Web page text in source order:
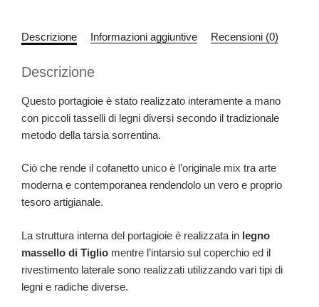
Descrizione Informazioni aggiuntive Recensioni (0)
Descrizione
Questo portagioie è stato realizzato interamente a mano
con piccoli tasselli di legni diversi secondo il tradizionale
metodo della tarsia sorrentina.
Ciò che rende il cofanetto unico è l’originale mix tra arte
moderna e contemporanea rendendolo un vero e proprio
tesoro artigianale.
La struttura interna del portagioie è realizzata in legno
massello di Tiglio mentre l’intarsio sul coperchio ed il
rivestimento laterale sono realizzati utilizzando vari tipi di
legni e radiche diverse.